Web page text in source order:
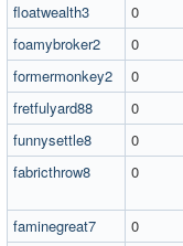
floatwealth3
0
foamybroker2
0
formermonkey2
0
fretfulyard88
0
funnysettle8
0
fabricthrow8
0
faminegreat7
0